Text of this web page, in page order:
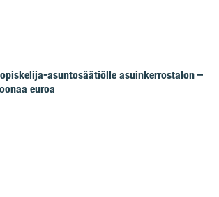
asuntosäätiölle asuinkerrostalon –
euroa